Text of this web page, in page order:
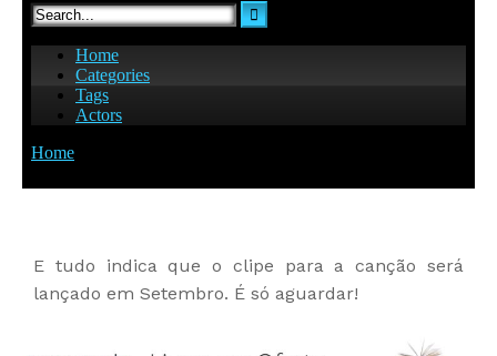
E tudo indica que o clipe para a canção será
lançado em Setembro. É só aguardar!